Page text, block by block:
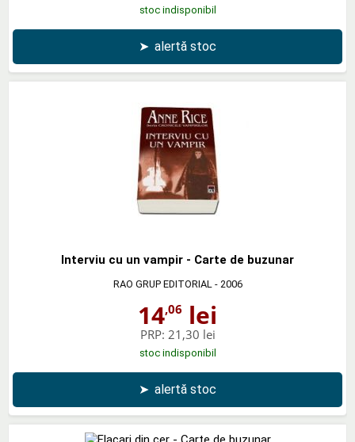
stoc indisponibil
➤ alertă stoc
Interviu cu un vampir - Carte de buzunar
RAO GRUP EDITORIAL - 2006
14,06 lei
PRP: 21,30 lei
stoc indisponibil
➤ alertă stoc